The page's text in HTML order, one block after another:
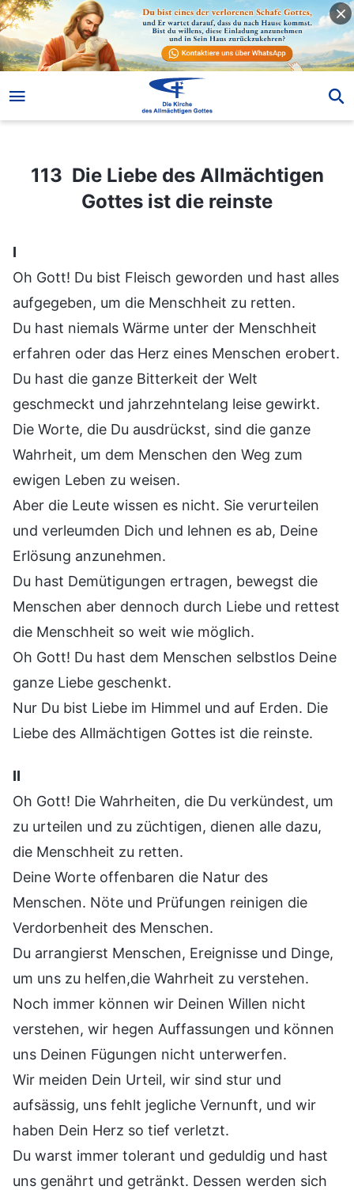
113 Die Liebe des Allmächtigen Gottes ist die reinste
113 Die Liebe des Allmächtigen
Gottes ist die reinste
Ⅰ
Oh Gott! Du bist Fleisch geworden und hast alles
aufgegeben, um die Menschheit zu retten.
Du hast niemals Wärme unter der Menschheit
erfahren oder das Herz eines Menschen erobert.
Du hast die ganze Bitterkeit der Welt
geschmeckt und jahrzehntelang leise gewirkt.
Die Worte, die Du ausdrückst, sind die ganze
Wahrheit, um dem Menschen den Weg zum
ewigen Leben zu weisen.
Aber die Leute wissen es nicht. Sie verurteilen
und verleumden Dich und lehnen es ab, Deine
Erlösung anzunehmen.
Du hast Demütigungen ertragen, bewegst die
Menschen aber dennoch durch Liebe und rettest
die Menschheit so weit wie möglich.
Oh Gott! Du hast dem Menschen selbstlos Deine
ganze Liebe geschenkt.
Nur Du bist Liebe im Himmel und auf Erden. Die
Liebe des Allmächtigen Gottes ist die reinste.
Ⅱ
Oh Gott! Die Wahrheiten, die Du verkündest, um
zu urteilen und zu züchtigen, dienen alle dazu,
die Menschheit zu retten.
Deine Worte offenbaren die Natur des
Menschen. Nöte und Prüfungen reinigen die
Verdorbenheit des Menschen.
Du arrangierst Menschen, Ereignisse und Dinge,
um uns zu helfen,die Wahrheit zu verstehen.
Noch immer können wir Deinen Willen nicht
verstehen, wir hegen Auffassungen und können
uns Deinen Fügungen nicht unterwerfen.
Wir meiden Dein Urteil, wir sind stur und
aufsässig, uns fehlt jegliche Vernunft, und wir
haben Dein Herz so tief verletzt.
Du warst immer tolerant und geduldig und hast
uns genährt und getränkt. Dessen werden sich